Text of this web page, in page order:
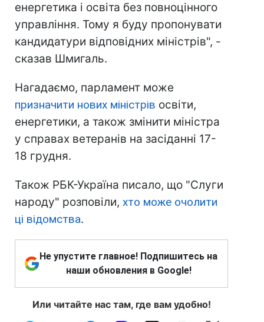
енергетика і освіта без повноцінного
управління. Тому я буду пропонувати
кандидатури відповідних міністрів", -
сказав Шмигаль.
Нагадаємо, парламент може
призначити нових міністрів освіти,
енергетики, а також змінити міністра
у справах ветеранів на засіданні 17-
18 грудня.
Також РБК-Україна писало, що "Слуги
народу" розповіли, хто може очолити
ці відомства.
Не упустите главное! Подпишитесь на
наши обновления в Google!
Или читайте нас там, где вам удобно!